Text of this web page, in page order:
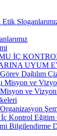
İÇ
UYUM
Dağılım
Misyon ve
ve
Kontrol Eğitim
Bilgilendirme